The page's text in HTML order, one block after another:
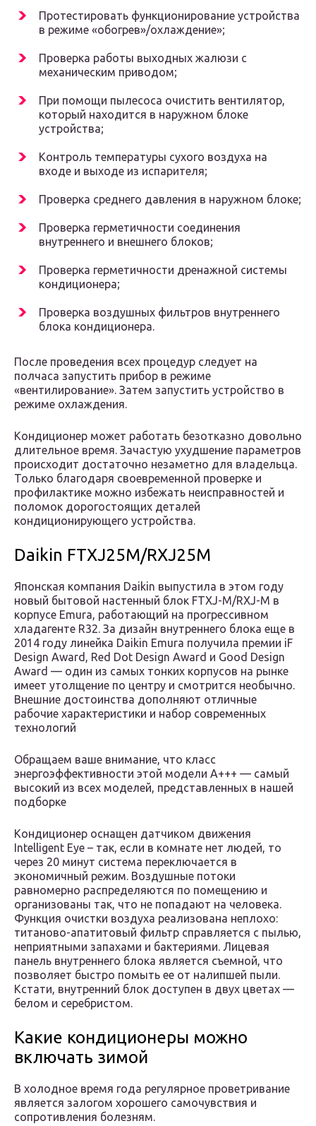
Протестировать функционирование устройства
в режиме «обогрев»/охлаждение»;
Проверка работы выходных жалюзи с
механическим приводом;
При помощи пылесоса очистить вентилятор,
который находится в наружном блоке
устройства;
Контроль температуры сухого воздуха на
входе и выходе из испарителя;
Проверка среднего давления в наружном блоке;
Проверка герметичности соединения
внутреннего и внешнего блоков;
Проверка герметичности дренажной системы
кондиционера;
Проверка воздушных фильтров внутреннего
блока кондиционера.
После проведения всех процедур следует на
полчаса запустить прибор в режиме
«вентилирование». Затем запустить устройство в
режиме охлаждения.
Кондиционер может работать безотказно довольно
длительное время. Зачастую ухудшение параметров
происходит достаточно незаметно для владельца.
Только благодаря своевременной проверке и
профилактике можно избежать неисправностей и
поломок дорогостоящих деталей
кондиционирующего устройства.
Daikin FTXJ25M/RXJ25M
Японская компания Daikin выпустила в этом году
новый бытовой настенный блок FTXJ-M/RXJ-M в
корпусе Emura, работающий на прогрессивном
хладагенте R32. За дизайн внутреннего блока еще в
2014 году линейка Daikin Emura получила премии iF
Design Award, Red Dot Design Award и Good Design
Award — один из самых тонких корпусов на рынке
имеет утолщение по центру и смотрится необычно.
Внешние достоинства дополняют отличные
рабочие характеристики и набор современных
технологий
Обращаем ваше внимание, что класс
энергоэффективности этой модели А+++ — самый
высокий из всех моделей, представленных в нашей
подборке
Кондиционер оснащен датчиком движения
Intelligent Eye – так, если в комнате нет людей, то
через 20 минут система переключается в
экономичный режим. Воздушные потоки
равномерно распределяются по помещению и
организованы так, что не попадают на человека.
Функция очистки воздуха реализована неплохо:
титаново-апатитовый фильтр справляется с пылью,
неприятными запахами и бактериями. Лицевая
панель внутреннего блока является съемной, что
позволяет быстро помыть ее от налипшей пыли.
Кстати, внутренний блок доступен в двух цветах —
белом и серебристом.
Какие кондиционеры можно
включать зимой
В холодное время года регулярное проветривание
является залогом хорошего самочувствия и
сопротивления болезням.